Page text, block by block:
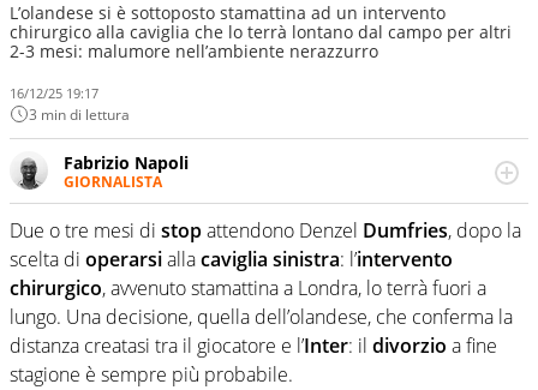
L’olandese si è sottoposto stamattina ad un intervento
chirurgico alla caviglia che lo terrà lontano dal campo per altri
2-3 mesi: malumore nell’ambiente nerazzurro
16/12/25 19:17
3 min di lettura
Fabrizio Napoli
GIORNALISTA
Giornalista professionista, per Virgilio Sport segue anche
il calcio ma è con la pallanuoto che esalta competenze e
passioni. Cura la comunicazione di HaBaWaBa, il più
grande festival di waterpolo per bambini al mondo
Due o tre mesi di stopattendono Denzel Dumfries, dopo la
scelta di operarsiallacaviglia sinistra: l’intervento
chirurgico, avvenuto stamattina a Londra, lo terrà fuori a
lungo. Una decisione, quella dell’olandese, che conferma la
distanza creatasi tra il giocatore e l’Inter: il divorzio a fine
stagione è sempre più probabile.